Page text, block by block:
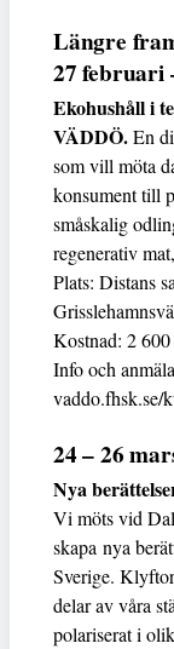
Längre
27 februari
Ekohushåll i
VÄDDÖ.En
som vill möta
konsument till
småskalig
regenerativ
Plats: Distans
Kostnad: 2
Info och
vaddo.fhsk.se/
24 – 26
Nya
Vi möts vid
skapa nya
Sverige.
delar av våra
polariserat i